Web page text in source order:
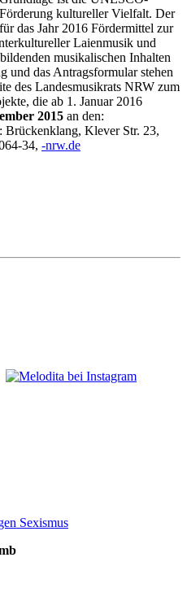
kultureller Vielfalt. Der
das Jahr 2016 Fördermittel zur
Laienmusik und
musikalischen Inhalten
und das Antragsformular stehen
des Landesmusikrats NRW zum
die ab 1. Januar 2016
2015 an den:
Klever Str. 23,
34,
ed.wr
n-